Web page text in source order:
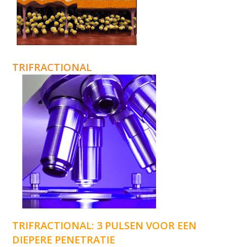
TRIFRACTIONAL
TRIFRACTIONAL: 3 PULSEN VOOR EEN
DIEPERE PENETRATIE